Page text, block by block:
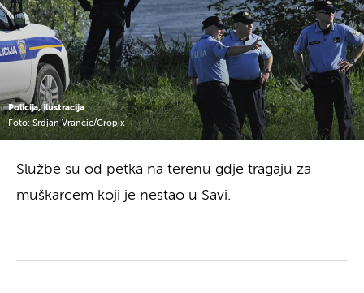
Policija, ilustracija
Foto: Srdjan Vrancic/Cropix
Službe su od petka na terenu gdje tragaju za
muškarcem koji je nestao u Savi.